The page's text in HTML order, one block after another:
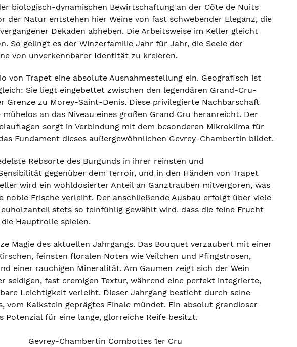
biologisch-dynamischen Bewirtschaftung an der Côte de Nuits
Natur entstehen hier Weine von fast schwebender Eleganz, die
Dekaden abheben. Die Arbeitsweise im Keller gleicht
So gelingt es der Winzerfamilie Jahr für Jahr, die Seele der
von unverkennbarer Identität zu kreieren.
von Trapet eine absolute Ausnahmestellung ein. Geografisch ist
Sie liegt eingebettet zwischen den legendären Grand-Cru-
zu Morey-Saint-Denis. Diese privilegierte Nachbarschaft
an das Niveau eines großen Grand Cru heranreicht. Der
sorgt in Verbindung mit dem besonderen Mikroklima für
Fundament dieses außergewöhnlichen Gevrey-Chambertin bildet.
Rebsorte des Burgunds in ihrer reinsten und
gegenüber dem Terroir, und in den Händen von Trapet
wird ein wohldosierter Anteil an Ganztrauben mitvergoren, was
Frische verleiht. Der anschließende Ausbau erfolgt über viele
stets so feinfühlig gewählt wird, dass die feine Frucht
Hauptrolle spielen.
Magie des aktuellen Jahrgangs. Das Bouquet verzaubert mit einer
feinsten floralen Noten wie Veilchen und Pfingstrosen,
einer rauchigen Mineralität. Am Gaumen zeigt sich der Wein
seidigen, fast cremigen Textur, während eine perfekt integrierte,
Leichtigkeit verleiht. Dieser Jahrgang besticht durch seine
vom Kalkstein geprägtes Finale mündet. Ein absolut grandioser
für eine lange, glorreiche Reife besitzt.
Gevrey-Chambertin Combottes 1er Cru